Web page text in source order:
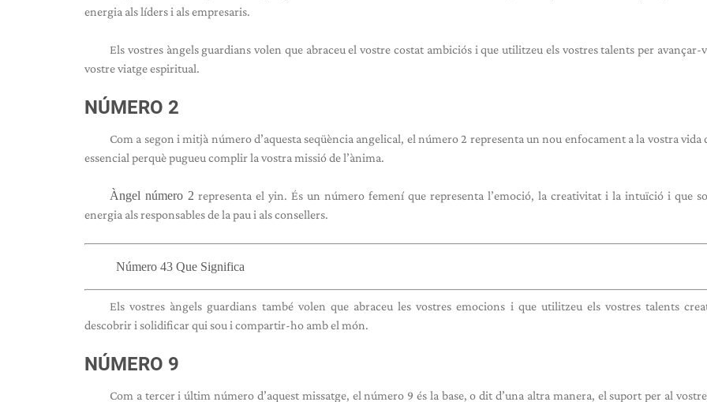
energia als líders i als empresaris.
Els vostres àngels guardians volen que abraceu el vostre costat ambiciós i que utilitzeu els vostres talents per avançar-
vostre viatge espiritual.
NÚMERO 2
Com a segon i mitjà número d’aquesta seqüència angelical, el número 2 representa un nou enfocament a la vostra vida
essencial perquè pugueu complir la vostra missió de l’ànima.
Àngel número 2 representa el yin. És un número femení que representa l’emoció, la creativitat i la intuïció i que
energia als responsables de la pau i als consellers.
Número 43 Que Significa
Els vostres àngels guardians també volen que abraceu les vostres emocions i que utilitzeu els vostres talents
descobrir i solidificar qui sou i compartir-ho amb el món.
NÚMERO 9
Com a tercer i últim número d’aquest missatge, el número 9 és la base, o dit d’una altra manera, el suport per al